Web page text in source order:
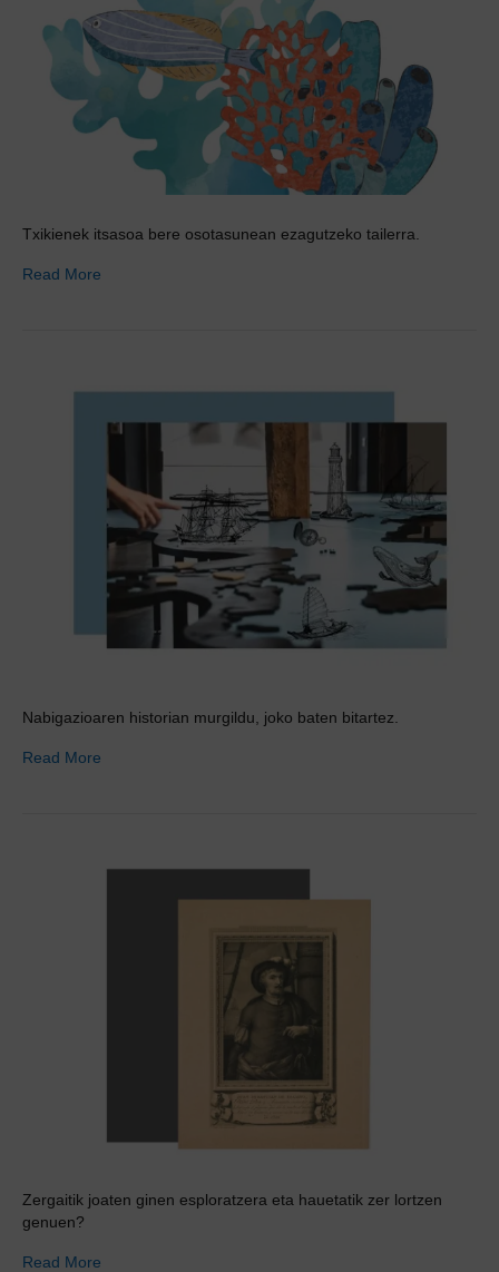
Txikienek itsasoa bere osotasunean ezagutzeko tailerra.
Read More
Nabigazioaren historian murgildu, joko baten bitartez.
Read More
Zergaitik joaten ginen esploratzera eta hauetatik zer lortzen
genuen?
Read More